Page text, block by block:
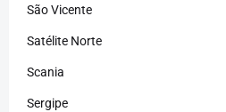
São Vicente
Satélite Norte
Scania
Sergipe